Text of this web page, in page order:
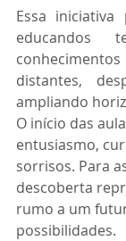
Essa
educandos
distantes,
ampliando
O início das
entusiasmo,
sorrisos. Para
descoberta
rumo a um
possibilidades.